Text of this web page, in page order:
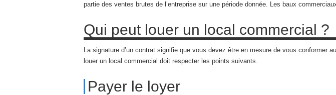
partie des ventes brutes de l’entreprise sur une période donnée. Les baux
Qui peut louer un local commercial ?
La signature d’un contrat signifie que vous devez être en mesure de vous conformer
louer un local commercial doit respecter les points suivants.
Payer le loyer